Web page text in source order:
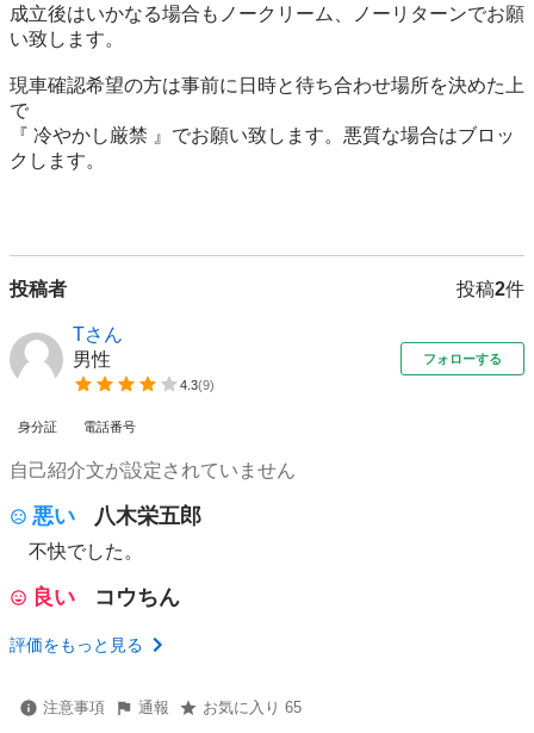
成立後はいかなる場合もノークリーム、ノーリターンでお願
い致します。
現車確認希望の方は事前に日時と待ち合わせ場所を決めた上
で
『 冷やかし厳禁 』でお願い致します。悪質な場合はブロッ
クします。
投稿者 投稿2件
Tさん
男性
4.3(9)
フォローする
身分証 電話番号
自己紹介文が設定されていません
悪い 八木栄五郎
不快でした。
良い コウちん
評価をもっと見る
注意事項 通報 お気に入り 65